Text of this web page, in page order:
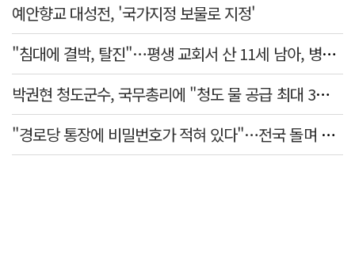
예안향교 대성전, '국가지정 보물로 지정'
"침대에 결박, 탈진"…평생 교회서 산 11세 남아, 병원 이송 끝 숨져
박권현 청도군수, 국무총리에 "청도 물 공급 최대 3만t 늘려달라"
"경로당 통장에 비밀번호가 적혀 있다"…전국 돌며 경로당 13곳 턴 30대 구속